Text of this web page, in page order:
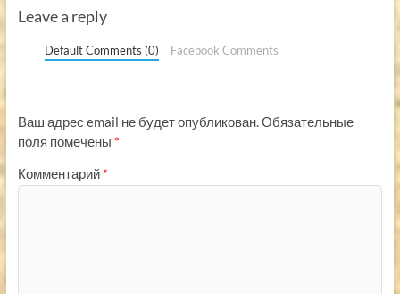
Leave a reply
Default Comments (0) Facebook Comments
Ваш адрес email не будет опубликован.Обязательные
поля помечены *
Комментарий *